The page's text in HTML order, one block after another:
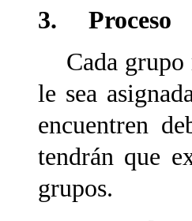
3. Proceso
Cada grupo
le sea
encuentren
tendrán que
grupos.